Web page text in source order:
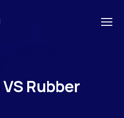
VS Rubber